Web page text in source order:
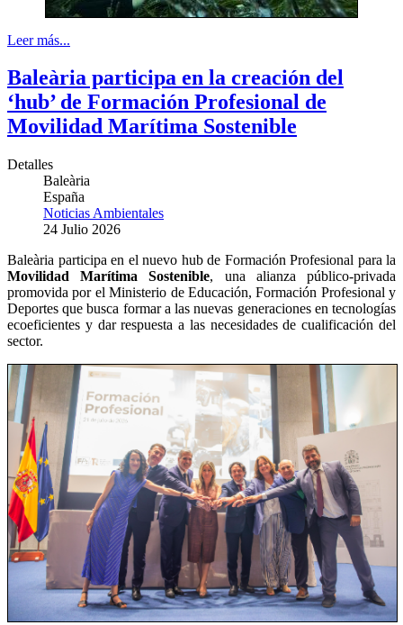
Leer más...
Baleària participa en la creación del
‘hub’ de Formación Profesional de
Movilidad Marítima Sostenible
Detalles
Baleària
España
Noticias Ambientales
24 Julio 2026
Baleària participa en el nuevo hub de Formación Profesional para la
Movilidad Marítima Sostenible, una alianza público-privada
promovida por el Ministerio de Educación, Formación Profesional y
Deportes que busca formar a las nuevas generaciones en tecnologías
ecoeficientes y dar respuesta a las necesidades de cualificación del
sector.